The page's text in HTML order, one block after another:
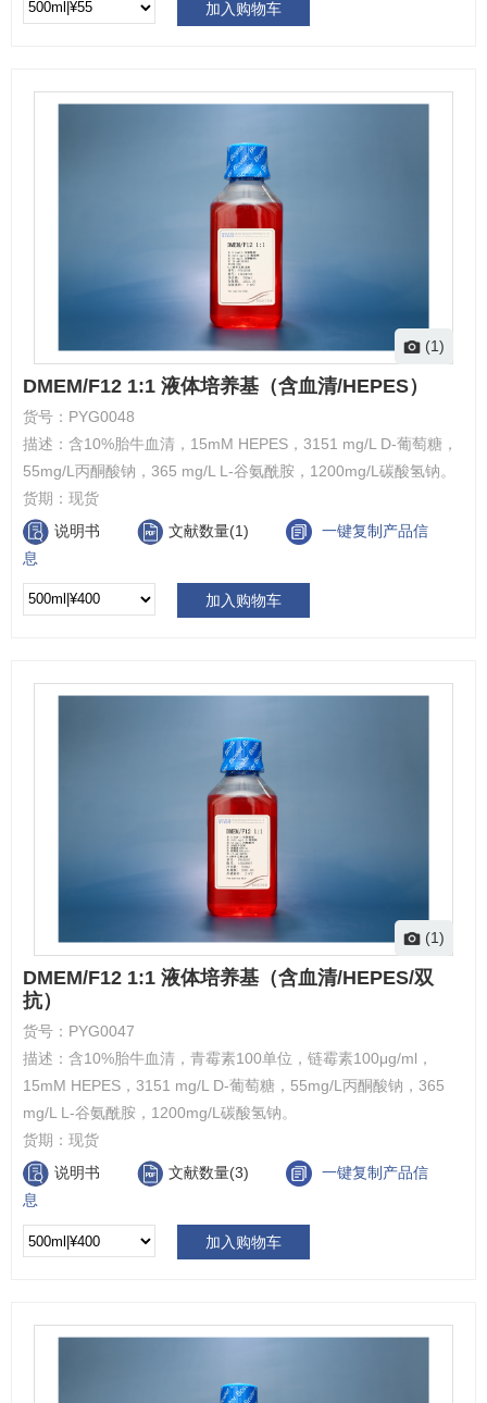
加入购物车
(1)
DMEM/F12 1:1 液体培养基（含血清/HEPES）
货号： PYG0048
描述： 含10%胎牛血清，15mM HEPES，3151 mg/L D-葡萄糖，
55mg/L丙酮酸钠，365 mg/L L-谷氨酰胺，1200mg/L碳酸氢钠。
货期： 现货
说明书
文献数量(1)
一键复制产品信
息
加入购物车
(1)
DMEM/F12 1:1 液体培养基（含血清/HEPES/双
抗）
货号： PYG0047
描述： 含10%胎牛血清，青霉素100单位，链霉素100μg/ml，
15mM HEPES，3151 mg/L D-葡萄糖，55mg/L丙酮酸钠，365
mg/L L-谷氨酰胺，1200mg/L碳酸氢钠。
货期： 现货
说明书
文献数量(3)
一键复制产品信
息
加入购物车